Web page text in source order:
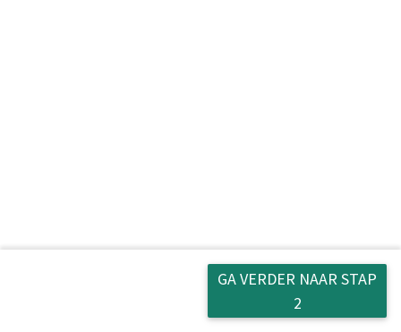
GA VERDER NAAR STAP
2